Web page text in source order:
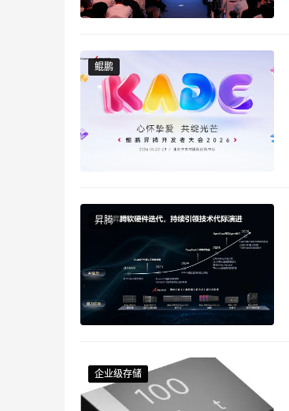
鲲鹏
鲲鹏
昇腾
企业级存储
企业级存储
企业级存储
企业级存储